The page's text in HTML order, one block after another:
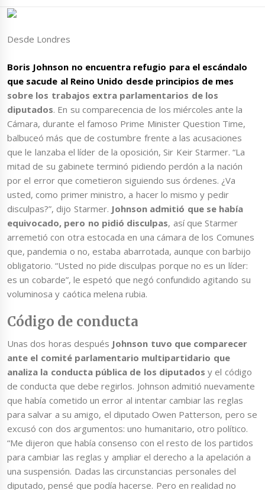
Desde Londres
Boris Johnson no encuentra refugio para el escándalo
que sacude al Reino Unido desde principios de mes
sobre los trabajos extra parlamentarios de los
diputados. En su comparecencia de los miércoles ante la
Cámara, durante el famoso Prime Minister Question Time,
balbuceó más que de costumbre frente a las acusaciones
que le lanzaba el líder de la oposición, Sir Keir Starmer. “La
mitad de su gabinete terminó pidiendo perdón a la nación
por el error que cometieron siguiendo sus órdenes. ¿Va
usted, como primer ministro, a hacer lo mismo y pedir
disculpas?”, dijo Starmer. Johnson admitió que se había
equivocado, pero no pidió disculpas, así que Starmer
arremetió con otra estocada en una cámara de los Comunes
que, pandemia o no, estaba abarrotada, aunque con barbijo
obligatorio. “Usted no pide disculpas porque no es un líder:
es un cobarde”, le espetó que negó confundido agitando su
voluminosa y caótica melena rubia.
Código de conducta
Unas dos horas después Johnson tuvo que comparecer
ante el comité parlamentario multipartidario que
analiza la conducta pública de los diputados y el código
de conducta que debe regirlos. Johnson admitió nuevamente
que había cometido un error al intentar cambiar las reglas
para salvar a su amigo, el diputado Owen Patterson, pero se
excusó con dos argumentos: uno humanitario, otro político.
“Me dijeron que había consenso con el resto de los partidos
para cambiar las reglas y ampliar el derecho a la apelación a
una suspensión. Dadas las circunstancias personales del
diputado, pensé que podía hacerse. Pero en realidad no